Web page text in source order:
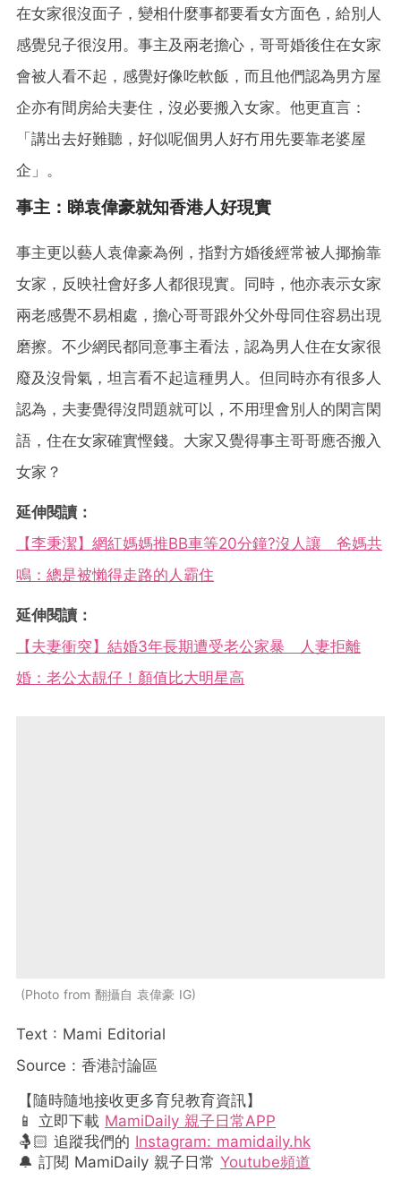
在女家很沒面子，變相什麼事都要看女方面色，給別人
感覺兒子很沒用。事主及兩老擔心，哥哥婚後住在女家
會被人看不起，感覺好像吃軟飯，而且他們認為男方屋
企亦有間房給夫妻住，沒必要搬入女家。他更直言：
「講出去好難聽，好似呢個男人好冇用先要靠老婆屋
企」。
事主：睇袁偉豪就知香港人好現實
事主更以藝人袁偉豪為例，指對方婚後經常被人揶揄靠
女家，反映社會好多人都很現實。同時，他亦表示女家
兩老感覺不易相處，擔心哥哥跟外父外母同住容易出現
磨擦。不少網民都同意事主看法，認為男人住在女家很
廢及沒骨氣，坦言看不起這種男人。但同時亦有很多人
認為，夫妻覺得沒問題就可以，不用理會別人的閑言閑
語，住在女家確實慳錢。大家又覺得事主哥哥應否搬入
女家？
延伸閱讀：
【李秉潔】網紅媽媽推BB車等20分鐘?沒人讓 爸媽共
鳴：總是被懶得走路的人霸住
延伸閱讀：
【夫妻衝突】結婚3年長期遭受老公家暴 人妻拒離
婚：老公太靚仔！顏值比大明星高
Photo from 翻攝自 袁偉豪 IG
Text : Mami Editorial
Source : 香港討論區
【隨時隨地接收更多育兒教育資訊】
📱 立即下載 MamiDaily 親子日常APP
🤱🏻 追蹤我們的 Instagram: mamidaily.hk
🔔 訂閱 MamiDaily 親子日常 Youtube頻道